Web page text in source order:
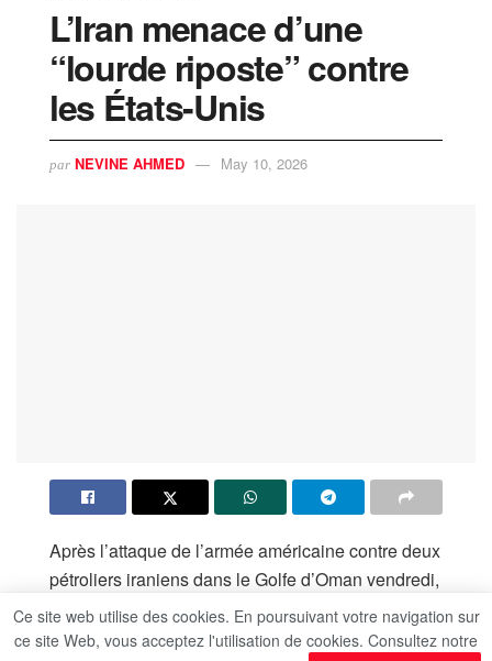
L’Iran menace d’une
“lourde riposte” contre
les États-Unis
par NEVINE AHMED May 10, 2026
Après l’attaque de l’armée américaine contre deux
pétroliers iraniens dans le Golfe d’Oman vendredi,
l’Iran menace samedi de s’en prendre à des
infrastructures américaines dans la région.
Ce site web utilise des cookies. En poursuivant votre navigation sur
ce site Web, vous acceptez l'utilisation de cookies. Consultez notre